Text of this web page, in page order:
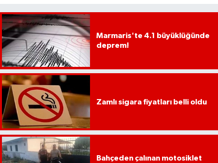
Marmaris'te 4.1 büyüklüğünde
deprem!
Zamlı sigara fiyatları belli oldu
Bahçeden çalınan motosiklet